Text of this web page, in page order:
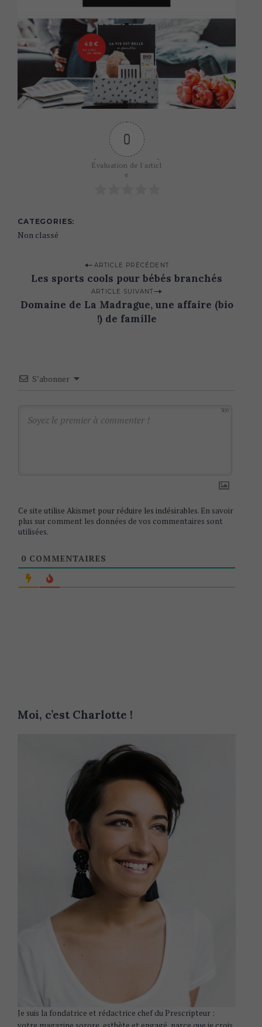
0
Évaluation de l'articl
e
CATEGORIES
Non classé
s
i
ARTICLE PRÉCÉDENT
Les sports cools pour bébés branchés
ARTICLE SUIVANT
Domaine de La Madrague, une affaire (bio
!) de famille
S’abonner
300
Ce site utilise Akismet pour réduire les indésirables. En savoir
plus sur comment les données de vos commentaires sont
utilisées.
0 COMMENTAIRES
Moi, c’est Charlotte !
Je suis la fondatrice et rédactrice chef du Prescripteur :